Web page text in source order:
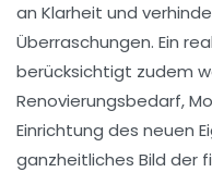
an Klarheit und
Überraschungen. Ein
berücksichtigt zudem
Renovierungsbedarf,
Einrichtung des neuen
ganzheitliches Bild der